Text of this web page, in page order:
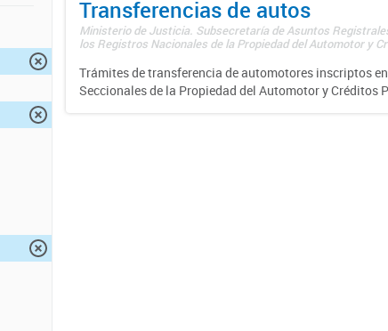
Transferencias de autos
Ministerio de Justicia. Subsecretaría de Asuntos
los Registros Nacionales de la Propiedad del Automotor y
Trámites de transferencia de automotores inscriptos
Seccionales de la Propiedad del Automotor y Créditos